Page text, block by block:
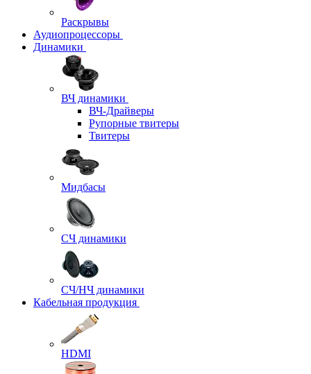
Раскрывы
Аудиопроцессоры
Динамики
ВЧ динамики
ВЧ-Драйверы
Рупорные твитеры
Твитеры
Мидбасы
СЧ динамики
СЧ/НЧ динамики
Кабельная продукция
HDMI